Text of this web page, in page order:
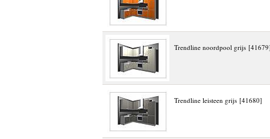
Trendline noordpool grijs
Trendline leisteen grijs [41680]